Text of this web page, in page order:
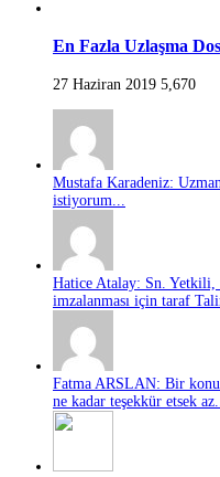
En Fazla Uzlaşma
27 Haziran 2019 5,670
Mustafa Karadeniz:
istiyorum...
Hatice Atalay: Sn. Yetkili,
imzalanması için taraf
Fatma ARSLAN: Bir
ne kadar teşekkür etsek